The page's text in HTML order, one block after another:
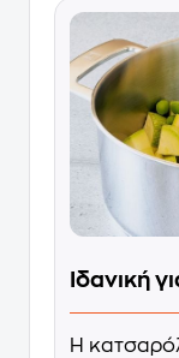
Ιδανική
Η